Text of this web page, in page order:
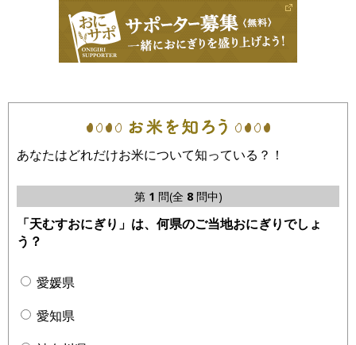
あなたはどれだけお米について知っている？！
第 1 問(全 8問中)
「天むすおにぎり」は、何県のご当地おにぎりでしょ
う？
愛媛県
愛知県